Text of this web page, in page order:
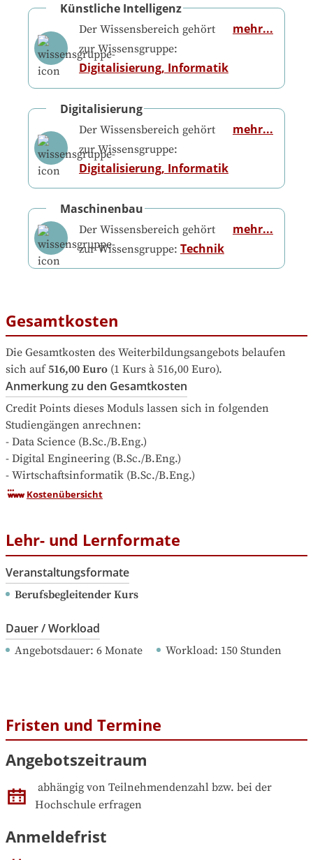
Künstliche Intelligenz
Der Wissensbereich gehört
zur Wissensgruppe:
Digitalisierung, Informatik
mehr...
Digitalisierung
Der Wissensbereich gehört
zur Wissensgruppe:
Digitalisierung, Informatik
mehr...
Maschinenbau
Der Wissensbereich gehört
zur Wissensgruppe: Technik
mehr...
Gesamtkosten
Die Gesamtkosten des Weiterbildungsangebots belaufen
sich auf 516,00 Euro (1 Kurs à 516,00 Euro).
Anmerkung zu den Gesamtkosten
Credit Points dieses Moduls lassen sich in folgenden
Studiengängen anrechnen:
- Data Science (B.Sc./B.Eng.)
- Digital Engineering (B.Sc./B.Eng.)
- Wirtschaftsinformatik (B.Sc./B.Eng.)
Kostenübersicht
Lehr- und Lernformate
Veranstaltungsformate
Berufsbegleitender Kurs
Dauer / Workload
Angebotsdauer: 6 Monate Workload: 150 Stunden
Fristen und Termine
Angebotszeitraum
abhängig von Teilnehmendenzahl bzw. bei der
Hochschule erfragen
Anmeldefrist